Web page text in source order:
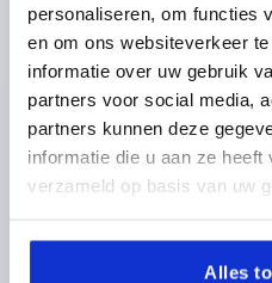
personaliseren, om functies
en om ons websiteverkeer
informatie over uw gebruik
partners voor social media,
partners kunnen deze
informatie die u aan ze
verzameld op basis van uw
Alles
FORM=B
PRODUKTTYP=SCHARNIER
BREITE=50
A1=32
D=6,2X14,2
D1=6,2X12,2
Bestellnummer:K1519.50401